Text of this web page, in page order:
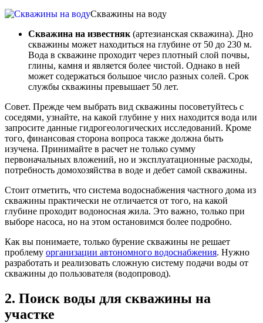
Скважины на воду
Скважина на известняк (артезианская скважина). Дно
скважины может находиться на глубине от 50 до 230 м.
Вода в скважине проходит через плотный слой почвы,
глины, камня и является более чистой. Однако в ней
может содержаться большое число разных солей. Срок
службы скважины превышает 50 лет.
Совет. Прежде чем выбрать вид скважины посоветуйтесь с
соседями, узнайте, на какой глубине у них находится вода или
запросите данные гидрогеологических исследований. Кроме
того, финансовая сторона вопроса также должна быть
изучена. Принимайте в расчет не только сумму
первоначальных вложений, но и эксплуатационные расходы,
потребность домохозяйства в воде и дебет самой скважины.
Стоит отметить, что система водоснабжения частного дома из
скважины практически не отличается от того, на какой
глубине проходит водоносная жила. Это важно, только при
выборе насоса, но на этом остановимся более подробно.
Как вы понимаете, только бурение скважины не решает
проблему организации автономного водоснабжения. Нужно
разработать и реализовать сложную систему подачи воды от
скважины до пользователя (водопровод).
2. Поиск воды для скважины на
участке